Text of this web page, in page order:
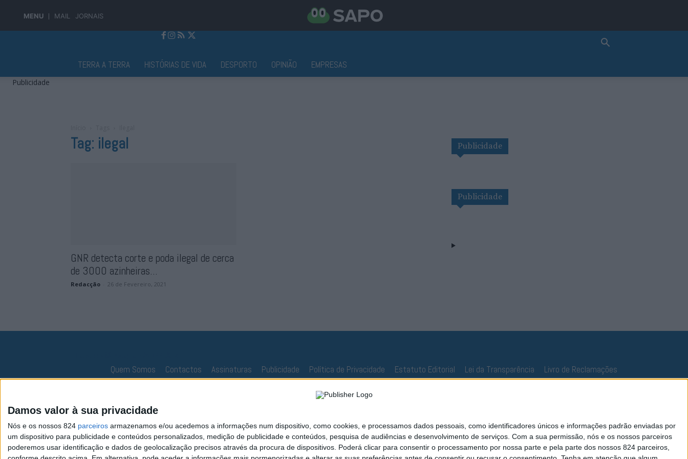
Damos valor à sua privacidade
Nós e os nossos 824 parceiros armazenamos e/ou acedemos a informações num dispositivo, como cookies, e processamos dados pessoais, como identificadores únicos e informações padrão enviadas por
um dispositivo para publicidade e conteúdos personalizados, medição de publicidade e conteúdos, pesquisa de audiências e desenvolvimento de serviços. Com a sua permissão, nós e os nossos parceiros
poderemos usar identificação e dados de geolocalização precisos através da procura de dispositivos. Poderá clicar para consentir o processamento por nossa parte e pela parte dos nossos 824 parceiros,
MENU MAIL JORNAIS
TERRA A TERRA HISTÓRIAS DE VIDA DESPORTO OPINIÃO EMPRESAS
Publicidade
Tag: ilegal
GNR detecta corte e poda ilegal de cerca
de 3000 azinheiras...
Redacção 26 de Fevereiro, 2021
Publicidade
Publicidade
Quem Somos Contactos Assinaturas Publicidade Política de Privacidade Estatuto Editorial Lei da Transparência Livro de Reclamações